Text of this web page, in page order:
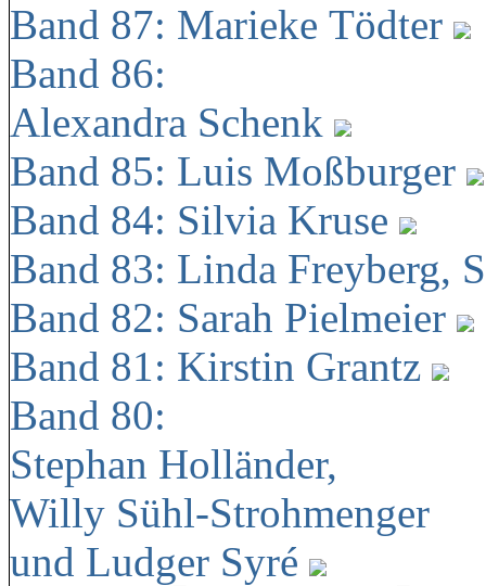
Band 87: Marieke Tödter
Band 86:
Alexandra Schenk
Band 85: Luis Moßburger
Band 84: Silvia Kruse
Band 83: Linda Freyberg,
Band 82: Sarah Pielmeier
Band 81: Kirstin Grantz
Band 80:
Stephan Holländer,
Willy Sühl-Strohmenger
und Ludger Syré